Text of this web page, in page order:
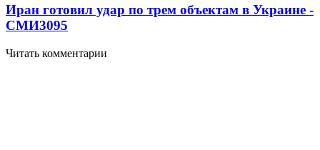
Иран готовил удар по трем объектам в Украине -
СМИ3095
Читать комментарии